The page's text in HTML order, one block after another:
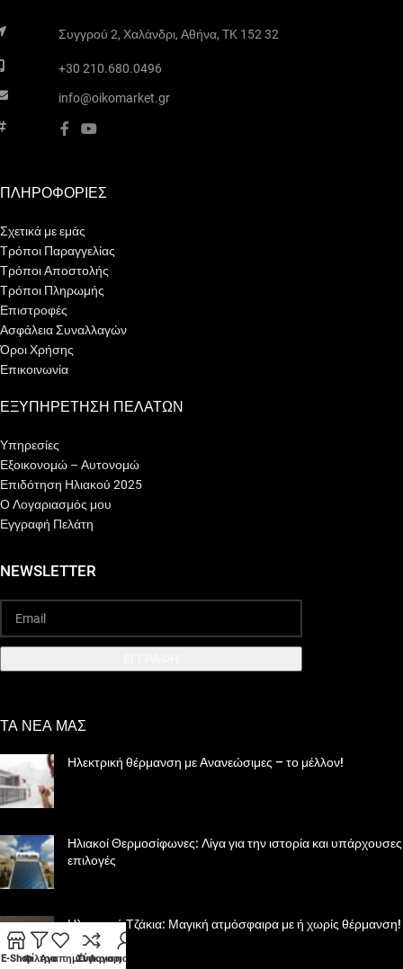
Συγγρού 2, Χαλάνδρι, Αθήνα, TK 152 32
+30 210.680.0496
info@oikomarket.gr
ΠΛΗΡΟΦΟΡΙΕΣ
Σχετικά με εμάς
Τρόποι Παραγγελίας
Τρόποι Αποστολής
Τρόποι Πληρωμής
Επιστροφές
Ασφάλεια Συναλλαγών
Όροι Χρήσης
Επικοινωνία
ΕΞΥΠΗΡΕΤΗΣΗ ΠΕΛΑΤΩΝ
Υπηρεσίες
Εξοικονομώ – Αυτονομώ
Επιδότηση Ηλιακού 2025
Ο Λογαριασμός μου
Εγγραφή Πελάτη
NEWSLETTER
ΤΑ ΝΕΑ ΜΑΣ
Ηλεκτρική θέρμανση με Ανανεώσιμες – το μέλλον!
Ηλιακοί Θερμοσίφωνες: Λίγα για την ιστορία και υπάρχουσες
επιλογές
Ηλεκτρικά Τζάκια: Μαγική ατμόσφαιρα με ή χωρίς θέρμανση!
E-ShopΦίλτραΑγαπημέναΣύγκριση
Ο Λογαριασμός μου